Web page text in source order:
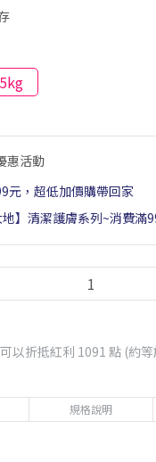
惠活動
元，超低加價購帶回家
】清潔護膚系列~消費滿
以折抵紅利 1091 點 (約
規格說明